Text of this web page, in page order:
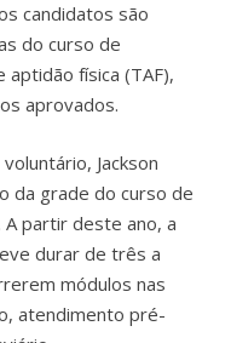
candidatos são
do curso de
física (TAF),
aprovados.
Jackson
da grade do curso de
partir deste ano, a
durar de três a
módulos nas
atendimento pré-